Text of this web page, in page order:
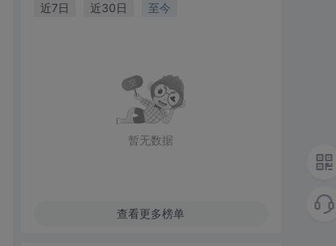
近7日 近30日 至今
暂无数据
查看更多榜单